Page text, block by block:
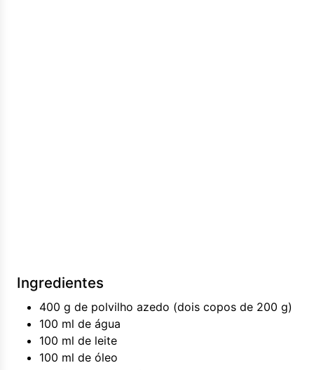
Ingredientes
400 g de polvilho azedo (dois copos de 200 g)
100 ml de água
100 ml de leite
100 ml de óleo